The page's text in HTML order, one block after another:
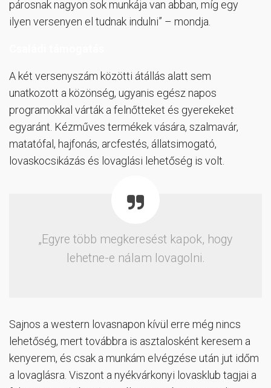
párosnak nagyon sok munkája van abban, míg egy
ilyen versenyen el tudnak indulni” – mondja.
A két versenyszám közötti átállás alatt sem
unatkozott a közönség, ugyanis egész napos
programokkal várták a felnőtteket és gyerekeket
egyaránt. Kézműves termékek vására, szalmavár,
matatófal, hajfonás, arcfestés, állatsimogató,
lovaskocsikázás és lovaglási lehetőség is volt.
„Egyre több megkeresést kapok, hogy
lehetne-e nálam lovagolni.
Sajnos a western lovasnapon kívül erre még nincs
lehetőség, mert továbbra is asztalosként keresem a
kenyerem, és csak a munkám elvégzése után jut időm
a lovaglásra. Viszont a nyékvárkonyi lovasklub tagjai a